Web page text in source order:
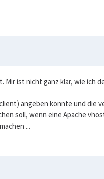
ist nicht ganz klar, wie ich
angeben könnte und
soll, wenn eine Apache
...